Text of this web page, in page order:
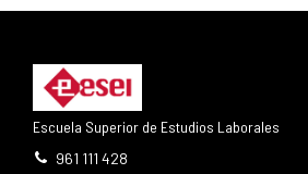
Escuela Superior de Estudios Laborales
961 111 428